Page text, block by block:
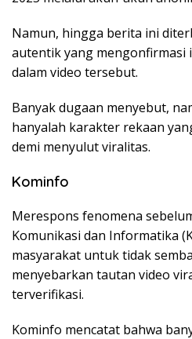
Namun, hingga berita ini
autentik yang mengonfirmasi
dalam video tersebut.
Banyak dugaan menyebut,
hanyalah karakter rekaan
demi menyulut viralitas.
Kominfo
Merespons fenomena
Komunikasi dan Informatika
masyarakat untuk tidak
menyebarkan tautan video
terverifikasi.
Kominfo mencatat bahwa